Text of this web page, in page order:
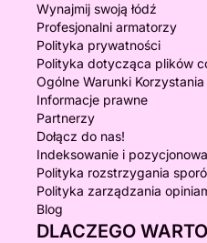
Wynajmij swoją łódź
Profesjonalni armatorzy
Polityka prywatności
Polityka dotycząca plików
Ogólne Warunki Korzystania
Informacje prawne
Partnerzy
Dołącz do nas!
Indeksowanie i
Polityka rozstrzygania
Polityka zarządzania
Blog
DLACZEGO